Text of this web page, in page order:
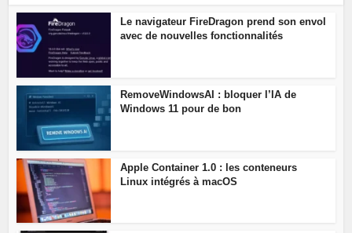
Le navigateur FireDragon prend son envol
avec de nouvelles fonctionnalités
RemoveWindowsAI : bloquer l’IA de
Windows 11 pour de bon
Apple Container 1.0 : les conteneurs
Linux intégrés à macOS